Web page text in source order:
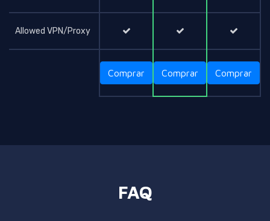
Allowed VPN/Proxy
Comprar Comprar Comprar
FAQ